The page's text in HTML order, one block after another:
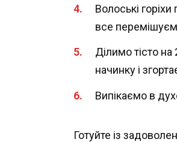
Волоські
все
Ділимо тісто
начинку і
Випікаємо в
Готуйте із